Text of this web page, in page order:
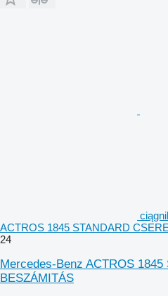
ACTROS 1845 STANDARD
24
Mercedes-Benz ACTROS 1845
BESZÁMITÁS